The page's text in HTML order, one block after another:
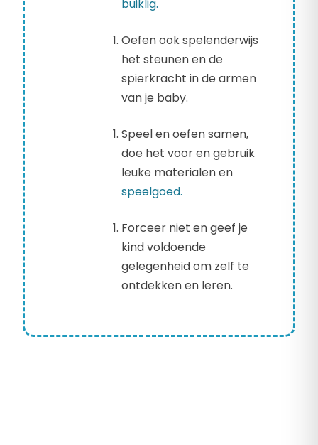
buiklig.
Oefen ook spelenderwijs
het steunen en de
spierkracht in de armen
van je baby.
Speel en oefen samen,
doe het voor en gebruik
leuke materialen en
speelgoed.
Forceer niet en geef je
kind voldoende
gelegenheid om zelf te
ontdekken en leren.